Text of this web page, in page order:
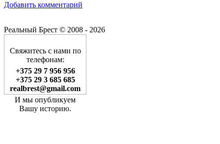
Добавить комментарий
Реальный Брест © 2008 - 2026
Свяжитесь с нами по
телефонам:
+375 29 7 956 956
+375 29 3 685 685
realbrest@gmail.com
И мы опубликуем
Вашу историю.